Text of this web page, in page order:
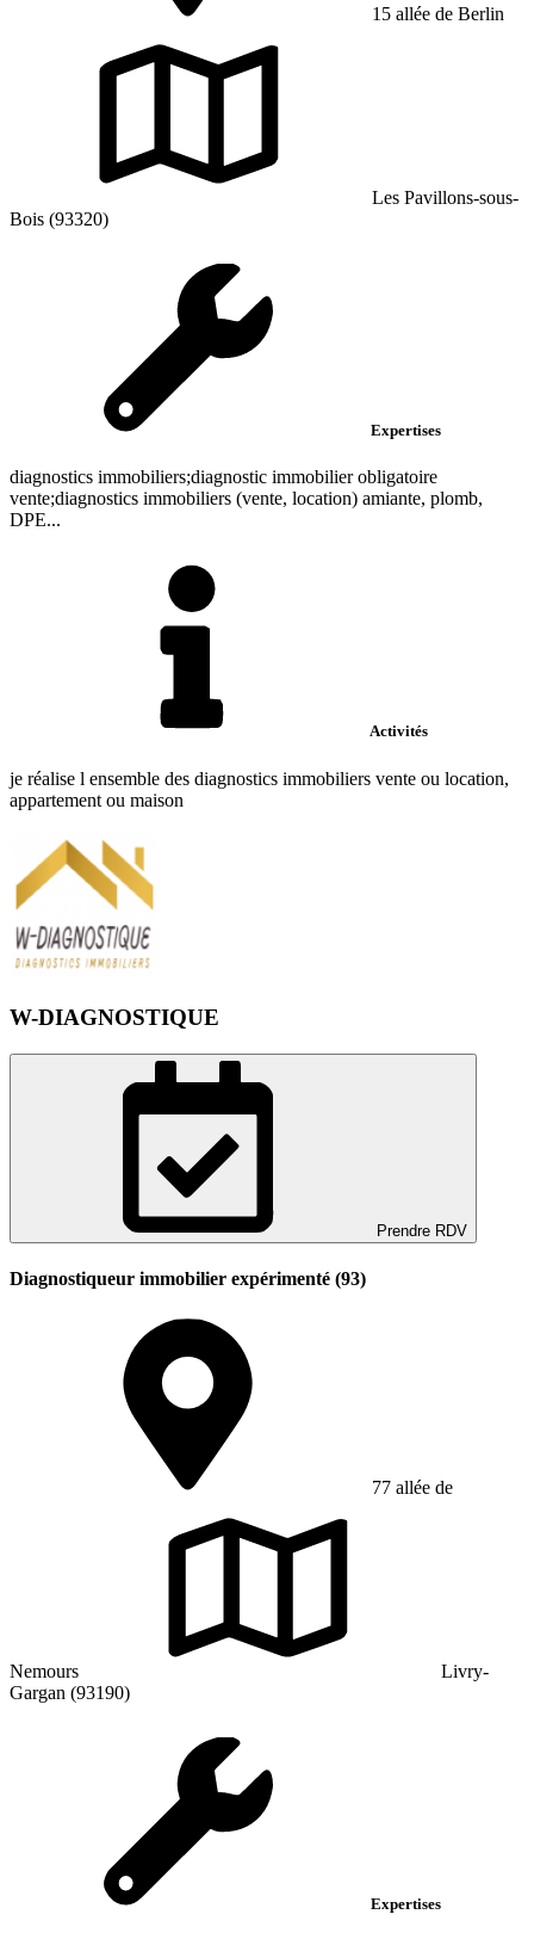
15 allée de Berlin
Les Pavillons-sous-
Bois (93320)
Expertises
diagnostics immobiliers;diagnostic immobilier obligatoire
vente;diagnostics immobiliers (vente, location) amiante, plomb,
DPE...
Activités
je réalise l ensemble des diagnostics immobiliers vente ou location,
appartement ou maison
W-DIAGNOSTIQUE
Prendre RDV
Diagnostiqueur immobilier expérimenté (93)
77 allée de
Nemours
Livry-
Gargan (93190)
Expertises